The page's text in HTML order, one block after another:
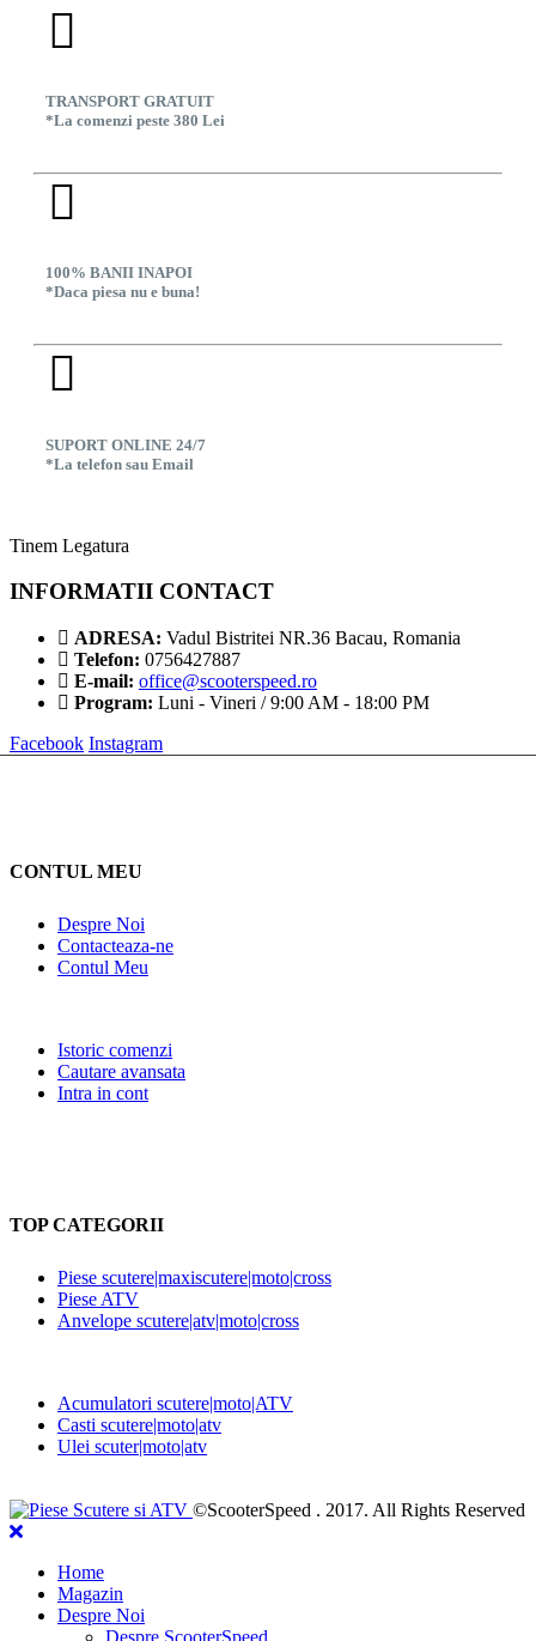
TRANSPORT GRATUIT
*La comenzi peste 380 Lei
100% BANII INAPOI
*Daca piesa nu e buna!
SUPORT ONLINE 24/7
*La telefon sau Email
Tinem Legatura
INFORMATII CONTACT
ADRESA: Vadul Bistritei NR.36 Bacau, Romania
Telefon: 0756427887
E-mail: office@scooterspeed.ro
Program: Luni - Vineri / 9:00 AM - 18:00 PM
Facebook Instagram
CONTUL MEU
Despre Noi
Contacteaza-ne
Contul Meu
Istoric comenzi
Cautare avansata
Intra in cont
TOP CATEGORII
Piese scutere|maxiscutere|moto|cross
Piese ATV
Anvelope scutere|atv|moto|cross
Acumulatori scutere|moto|ATV
Casti scutere|moto|atv
Ulei scuter|moto|atv
©ScooterSpeed . 2017. All Rights Reserved
Home
Magazin
Despre Noi
Despre ScooterSpeed